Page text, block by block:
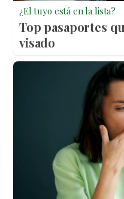
¿El tuyo está en la lista?
Top pasaportes
visado